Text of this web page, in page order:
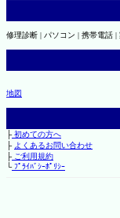
修理診断 | パソコン | 携帯電話
地図
├初めての方へ
├ よくあるお問い合わせ
├ご利用規約
└ﾌﾟﾗｲﾊﾞｼｰﾎﾟﾘｼｰ